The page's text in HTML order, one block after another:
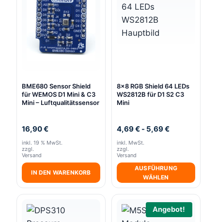
BME680 Sensor Shield
für WEMOS D1 Mini & C3
Mini – Luftqualitätssensor
16,90€
inkl. 19 % MwSt.
zzgl.
Versand
IN DEN WARENKORB
8×8 RGB Shield 64 LEDs
WS2812B für D1 S2 C3
Mini
4,69€ - 5,69€
inkl. MwSt.
zzgl.
Versand
AUSFÜHRUNG
WÄHLEN
Dieses
Produkt
weist
Angebot!